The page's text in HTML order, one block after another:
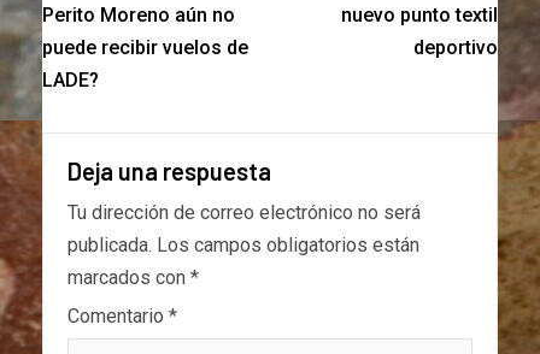
Perito Moreno aún no
puede recibir vuelos de
LADE?
nuevo punto textil
deportivo
Deja una respuesta
Tu dirección de correo electrónico no será
publicada. Los campos obligatorios están
marcados con *
Comentario *